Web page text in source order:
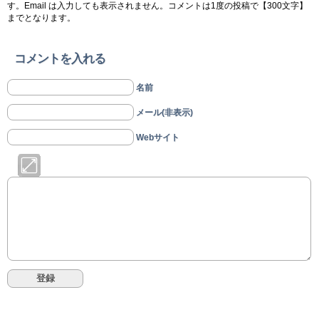
す。Email は入力しても表示されません。コメントは1度の投稿で【300文字】
までとなります。
コメントを入れる
名前
メール(非表示)
Webサイト